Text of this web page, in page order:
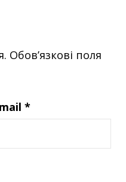
Обов’язкові поля
*